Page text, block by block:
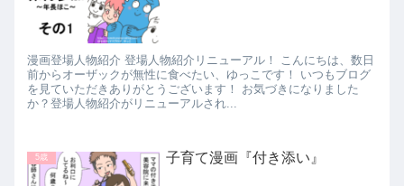
漫画登場人物紹介 登場人物紹介リニューアル！ こんにちは、数日
前からオーザックが無性に食べたい、ゆっこです！ いつもブログ
を見ていただきありがとうございます！ お気づきになりました
か？登場人物紹介がリニューアルされ...
5歳 子育て漫画『付き添い』